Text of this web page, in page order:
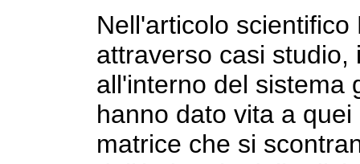
Nell'articolo
attraverso casi
all'interno del sistema
hanno dato vita a
matrice che si